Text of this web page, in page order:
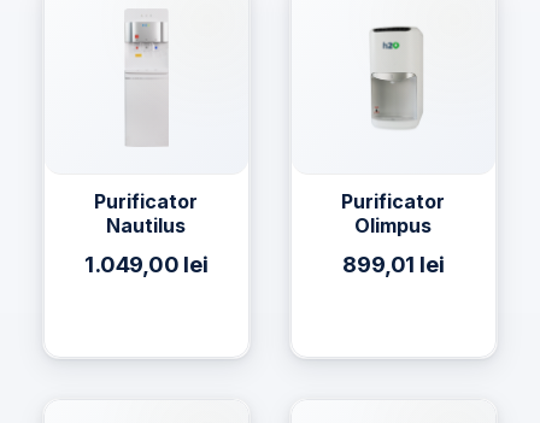
Purificator
Nautilus
1.049,00 lei
Purificator
Olimpus
899,01 lei